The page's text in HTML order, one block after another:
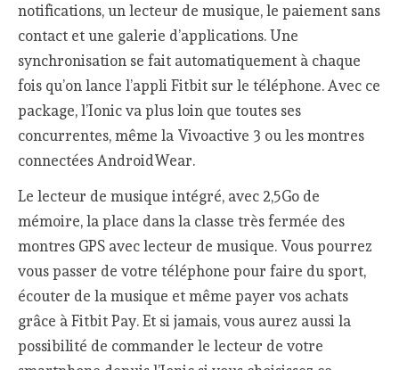
notifications, un lecteur de musique, le paiement sans
contact et une galerie d’applications. Une
synchronisation se fait automatiquement à chaque
fois qu’on lance l’appli Fitbit sur le téléphone. Avec ce
package, l’Ionic va plus loin que toutes ses
concurrentes, même la Vivoactive 3 ou les montres
connectées AndroidWear.
Le lecteur de musique intégré, avec 2,5Go de
mémoire, la place dans la classe très fermée des
montres GPS avec lecteur de musique. Vous pourrez
vous passer de votre téléphone pour faire du sport,
écouter de la musique et même payer vos achats
grâce à Fitbit Pay. Et si jamais, vous aurez aussi la
possibilité de commander le lecteur de votre